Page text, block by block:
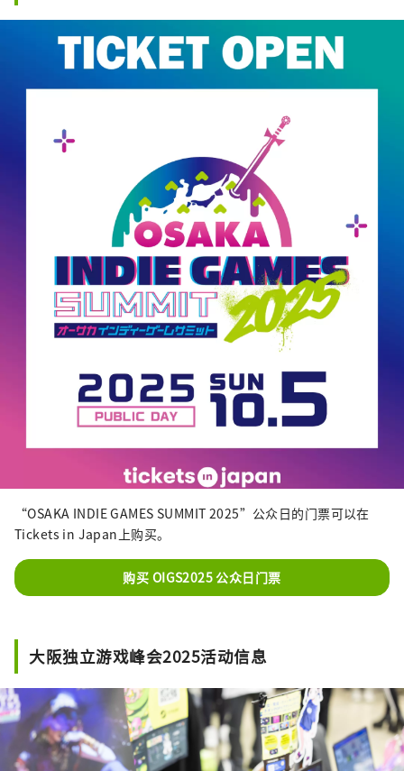
“OSAKA INDIE GAMES SUMMIT 2025”公众日的门票可以在
Tickets in Japan上购买。
购买 OIGS2025 公众日门票
大阪独立游戏峰会2025活动信息